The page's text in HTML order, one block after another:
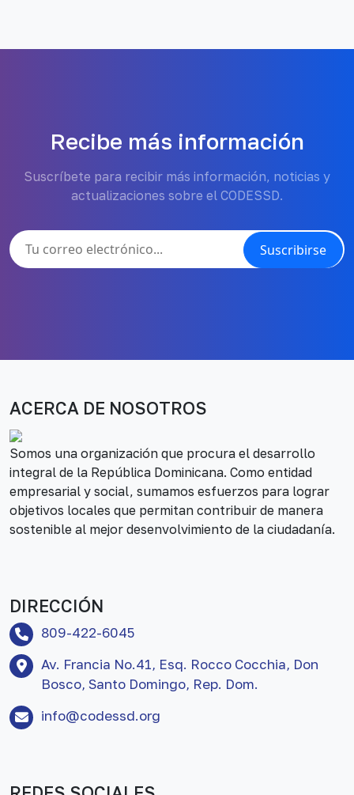
Recibe más información
Suscríbete para recibir más información, noticias y
actualizaciones sobre el CODESSD.
Suscribirse
ACERCA DE NOSOTROS
Somos una organización que procura el desarrollo
integral de la República Dominicana. Como entidad
empresarial y social, sumamos esfuerzos para lograr
objetivos locales que permitan contribuir de manera
sostenible al mejor desenvolvimiento de la ciudadanía.
DIRECCIÓN
809-422-6045
Av. Francia No.41, Esq. Rocco Cocchia, Don
Bosco, Santo Domingo, Rep. Dom.
info@codessd.org